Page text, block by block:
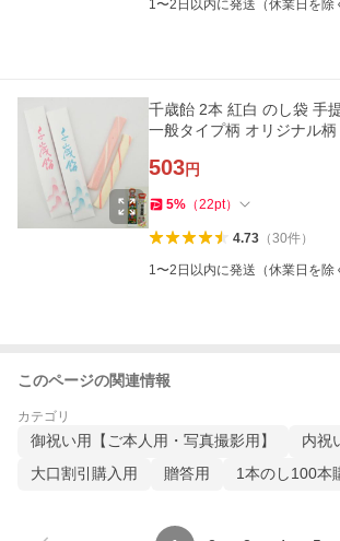
1〜2日以内に発送（休業日を除
千歳飴 2本 紅白 のし袋 手
一般タイプ柄 オリジナル柄
503円
5% （22pt）
4.73（30件）
1〜2日以内に発送（休業日を除
このページの関連情報
カテゴリ
御祝い用【ご本人用・写真撮影用】
内祝
大口割引購入用
贈答用 1本のし100本